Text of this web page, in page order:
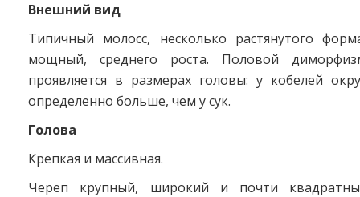
Внешний вид
Типичный молосс, несколько растянутого
мощный, среднего роста. Половой
проявляется в размерах головы: у кобелей
определенно больше, чем у сук.
Голова
Крепкая и массивная.
Череп крупный, широкий и почти